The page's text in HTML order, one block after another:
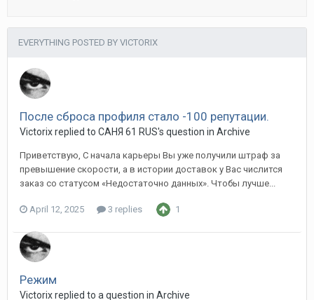
EVERYTHING POSTED BY VICTORIX
После сброса профиля стало -100 репутации.
Victorix replied to CАНЯ 61 RUS's question in Archive
Приветствую, С начала карьеры Вы уже получили штраф за
превышение скорости, а в истории доставок у Вас числится
заказ со статусом «Недостаточно данных». Чтобы лучше...
April 12, 2025 3 replies 1
Режим
Victorix replied to a question in Archive